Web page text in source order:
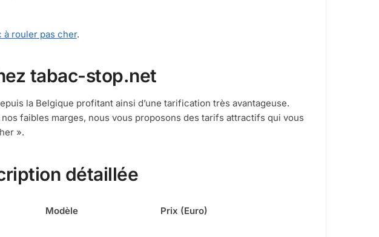
à rouler pas cher.
tabac-stop.net
la Belgique profitant ainsi d’une tarification très avantageuse.
faibles marges, nous vous proposons des tarifs attractifs qui vous
».
détaillée
Modèle Prix (Euro)